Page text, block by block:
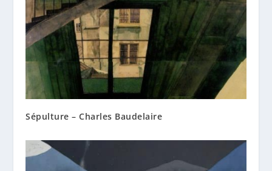
Sépulture – Charles Baudelaire